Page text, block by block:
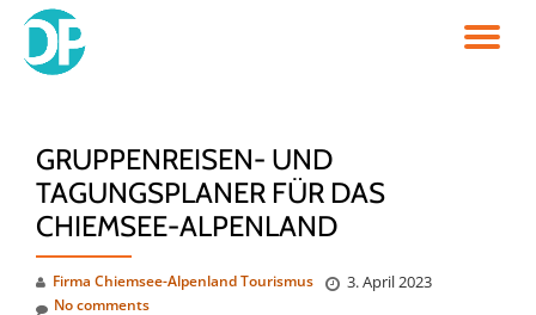
Skip
GRUPPENREISEN- UND
TAGUNGSPLANER FÜR DAS
CHIEMSEE-ALPENLAND
Firma Chiemsee-Alpenland Tourismus 3. April 2023
No comments